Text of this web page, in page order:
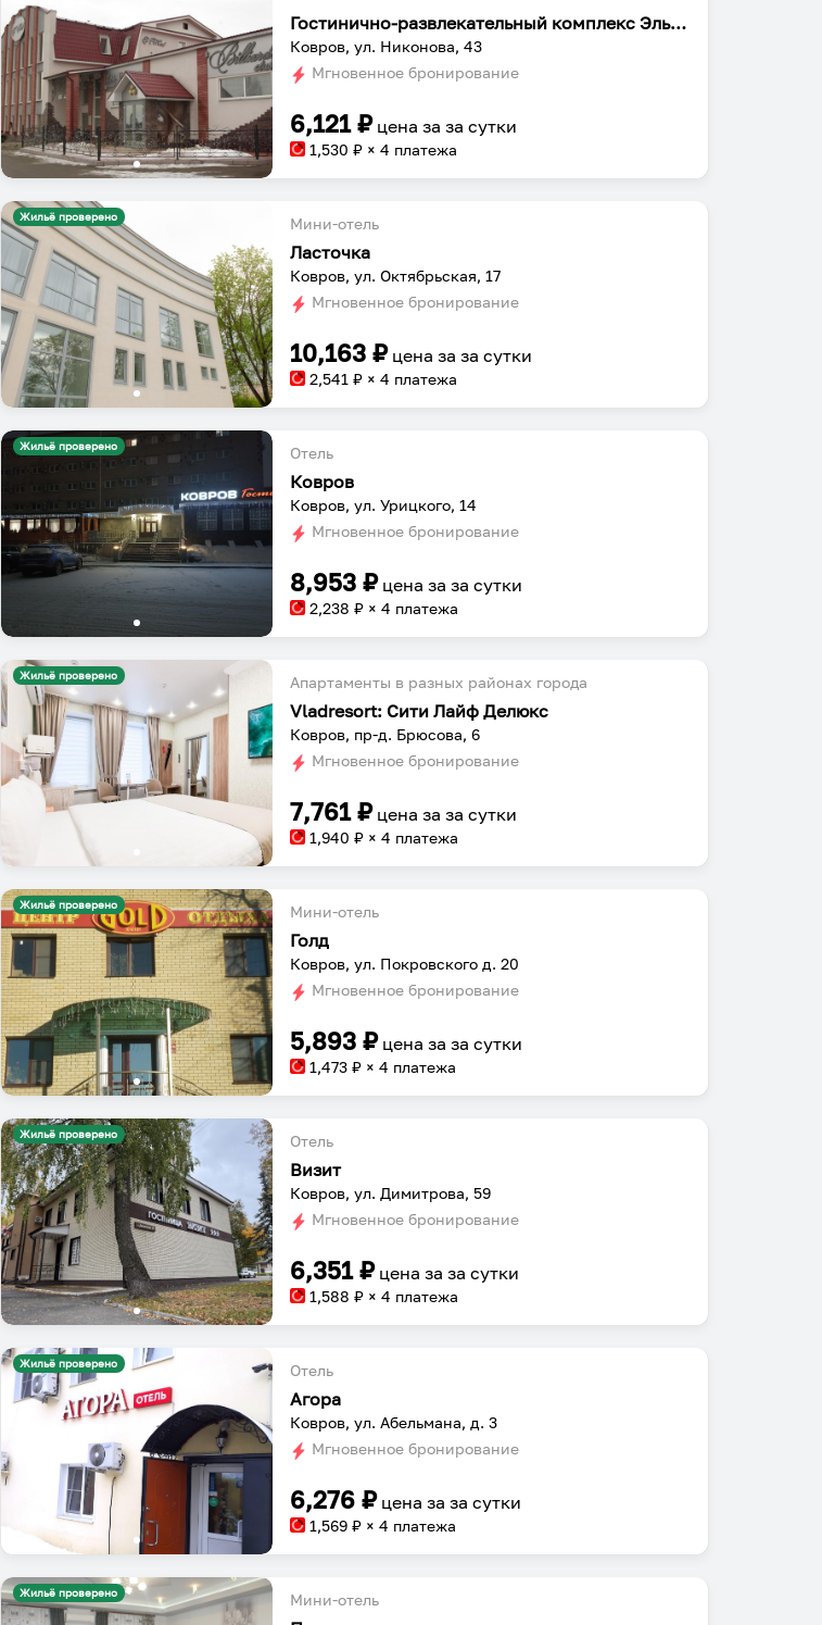
Уникальное
Гостинично-развлекательный комплекс Эльотель
Ковров, ул. Никонова, 43
Мгновенное бронирование
6,121₽ цена заза сутки
1,530 ₽ × 4 платежа
Жильё проверено Мини-отель
Ласточка
Ковров, ул. Октябрьская, 17
Мгновенное бронирование
10,163 ₽ цена заза сутки
2,541 ₽ × 4 платежа
Жильё проверено Отель
Ковров
Ковров, ул. Урицкого, 14
Мгновенное бронирование
8,953 ₽ цена заза сутки
2,238 ₽ × 4 платежа
Жильё проверено Апартаменты в разных районах города
Vladresort: Сити Лайф Делюкс
Ковров, пр-д. Брюсова, 6
Мгновенное бронирование
7,761₽ цена заза сутки
1,940 ₽ × 4 платежа
Жильё проверено Мини-отель
Голд
Ковров, ул. Покровского д. 20
Мгновенное бронирование
5,893 ₽ цена заза сутки
1,473 ₽ × 4 платежа
Жильё проверено Отель
Визит
Ковров, ул. Димитрова, 59
Мгновенное бронирование
6,351₽ цена заза сутки
1,588 ₽ × 4 платежа
Жильё проверено Отель
Агора
Ковров, ул. Абельмана, д. 3
Мгновенное бронирование
6,276 ₽ цена заза сутки
1,569 ₽ × 4 платежа
Жильё проверено Мини-отель